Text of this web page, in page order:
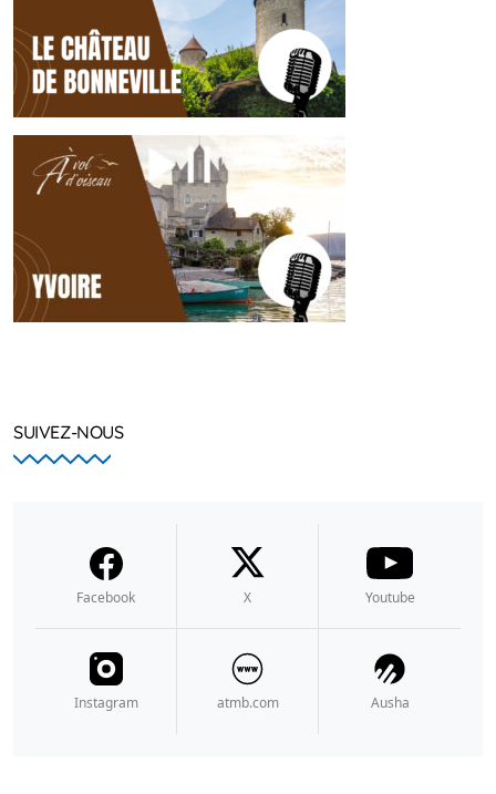
SUIVEZ-NOUS
Facebook X Youtube
Instagram atmb.com Ausha